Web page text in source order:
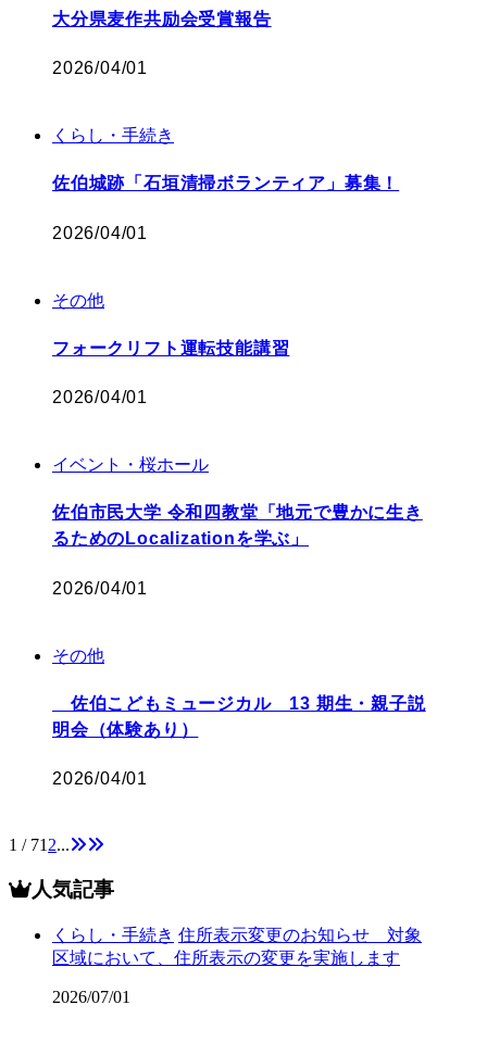
大分県麦作共励会受賞報告
2026/04/01
くらし・手続き
佐伯城跡「石垣清掃ボランティア」募集！
2026/04/01
その他
フォークリフト運転技能講習
2026/04/01
イベント・桜ホール
佐伯市民大学 令和四教堂「地元で豊かに生き
るためのLocalizationを学ぶ」
2026/04/01
その他
佐伯こどもミュージカル 13 期生・親子説
明会（体験あり）
2026/04/01
1 / 71 2...
人気記事
くらし・手続き 住所表示変更のお知らせ 対象
区域において、住所表示の変更を実施します
2026/07/01